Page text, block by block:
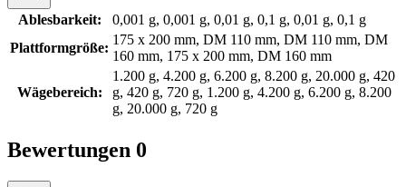
Ablesbarkeit:
0,001 g, 0,001 g, 0,01 g, 0,1 g, 0,01 g, 0,1 g
Plattformgröße:
175 x 200 mm, DM 110 mm, DM 110 mm, DM
160 mm, 175 x 200 mm, DM 160 mm
Wägebereich:
1.200 g, 4.200 g, 6.200 g, 8.200 g, 20.000 g, 420
g, 420 g, 720 g, 1.200 g, 4.200 g, 6.200 g, 8.200
g, 20.000 g, 720 g
Bewertungen 0